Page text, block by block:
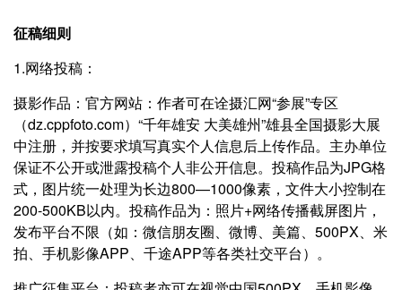
征稿细则
1.网络投稿：
摄影作品：官方网站：作者可在诠摄汇网“参展”专区
（dz.cppfoto.com）“千年雄安 大美雄州”雄县全国摄影大展
中注册，并按要求填写真实个人信息后上传作品。主办单位
保证不公开或泄露投稿个人非公开信息。投稿作品为JPG格
式，图片统一处理为长边800—1000像素，文件大小控制在
200-500KB以内。投稿作品为：照片+网络传播截屏图片，
发布平台不限（如：微信朋友圈、微博、美篇、500PX、米
拍、手机影像APP、千途APP等各类社交平台）。